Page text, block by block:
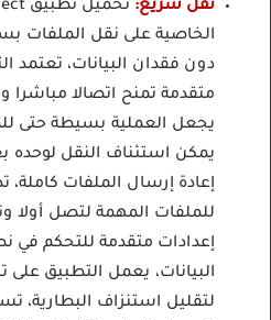
نقل سريع:
الخاصية على نقل الملفات
دون فقدان البيانات، تعتمد
متقدمة تمنح اتصالا مباشرا
يجعل العملية بسيطة حتى
يمكن استئناف النقل لوحده
إعادة إرسال الملفات كاملة،
للملفات المهمة لتصل أولا
إعدادات متقدمة للتحكم في
البيانات، يعمل التطبيق
لتقليل استنزاف البطارية،